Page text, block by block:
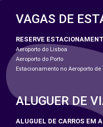
VAGAS DE
RESERVE
Aeroporto do Lisboa
Aeroporto do Porto
Estacionamento no Aeroporto de
ALUGUER DE
ALUGUEL DE CARROS EM